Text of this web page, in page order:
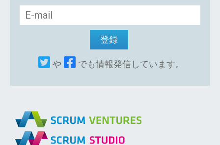
や でも情報発信しています。